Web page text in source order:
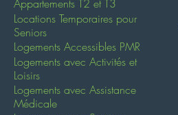
Appartements T2 et T3
Locations Temporaires pour
Seniors
Logements Accessibles PMR
Logements avec Activités et
Loisirs
Logements avec Assistance
Médicale